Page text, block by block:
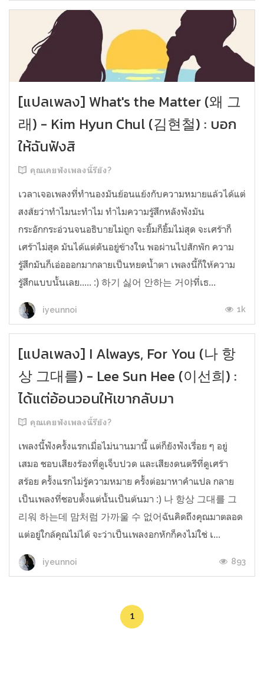
[แปลเพลง] What's the Matter (왜 그
래) - Kim Hyun Chul (김현철) : บอก
ให้ฉันฟังสิ
คุณเคยฟังเพลงนี้รึยัง?
เวลาเจอเพลงที่ทำนองมันย้อนแย้งกับความหมายแล้วได้แต่
สงส้ยว่าทำไมนะทำไม ทำไมความรู้สึกหลังฟังมัน
กระอักกระอ่วนจนอธิบายไม่ถูก จะยิ้มก็ยิ้มไม่สุด จะเศร้าก็
เศร้าไม่สุด มันได้แต่ตันอยู่ข้างใน พอผ่านไปสักพัก ความ
รู้สึกมันก็เอ่อออกมากลายเป็นหยดน้ำตา เพลงนี้ก็ให้ความ
รู้สึกแบบนั้นเลย..... :) 하기 싫어 안하는 거야ที่เธ...
iyeunnoi 1k
[แปลเพลง] I Always, For You (나 항
상 그대를) - Lee Sun Hee (이선희) :
ได้แต่อ้อนวอนให้เขากลับมา
คุณเคยฟังเพลงนี้รึยัง?
เพลงนี้ฟังครั้งแรกเมื่อไม่นานมานี้ แต่ก็ยังฟังเรื่อย ๆ อยู่
เสมอ ชอบเสียงร้องที่ดูเจ็บปวด และเสียงดนตรีที่ดูเศร้า
สร้อย ครั้งแรกไม่รู้ความหมาย ครั้งต่อมาหาคำแปล กลาย
เป็นเพลงที่ชอบตั้งแต่นั้นเป็นต้นมา :) 나 항상 그대를 그
리워 하는데 맘처럼 가까울 수 없어ฉันคิดถึงคุณมาตลอด
แต่อยู่ใกล้คุณไม่ได้ จะว่าเป็นเพลงอกหักก็คงไม่ใช่ เ...
iyeunnoi 893
1